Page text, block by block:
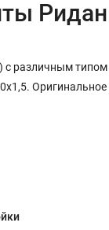
с различным